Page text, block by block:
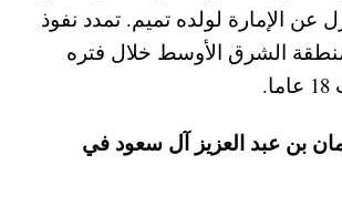
وتنازل عن الإمارة لولده تميم. تمدد نفوذ
الشرق الأوسط خلال فتره
بن عبد العزيز آل سعود في